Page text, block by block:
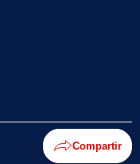
Compartir